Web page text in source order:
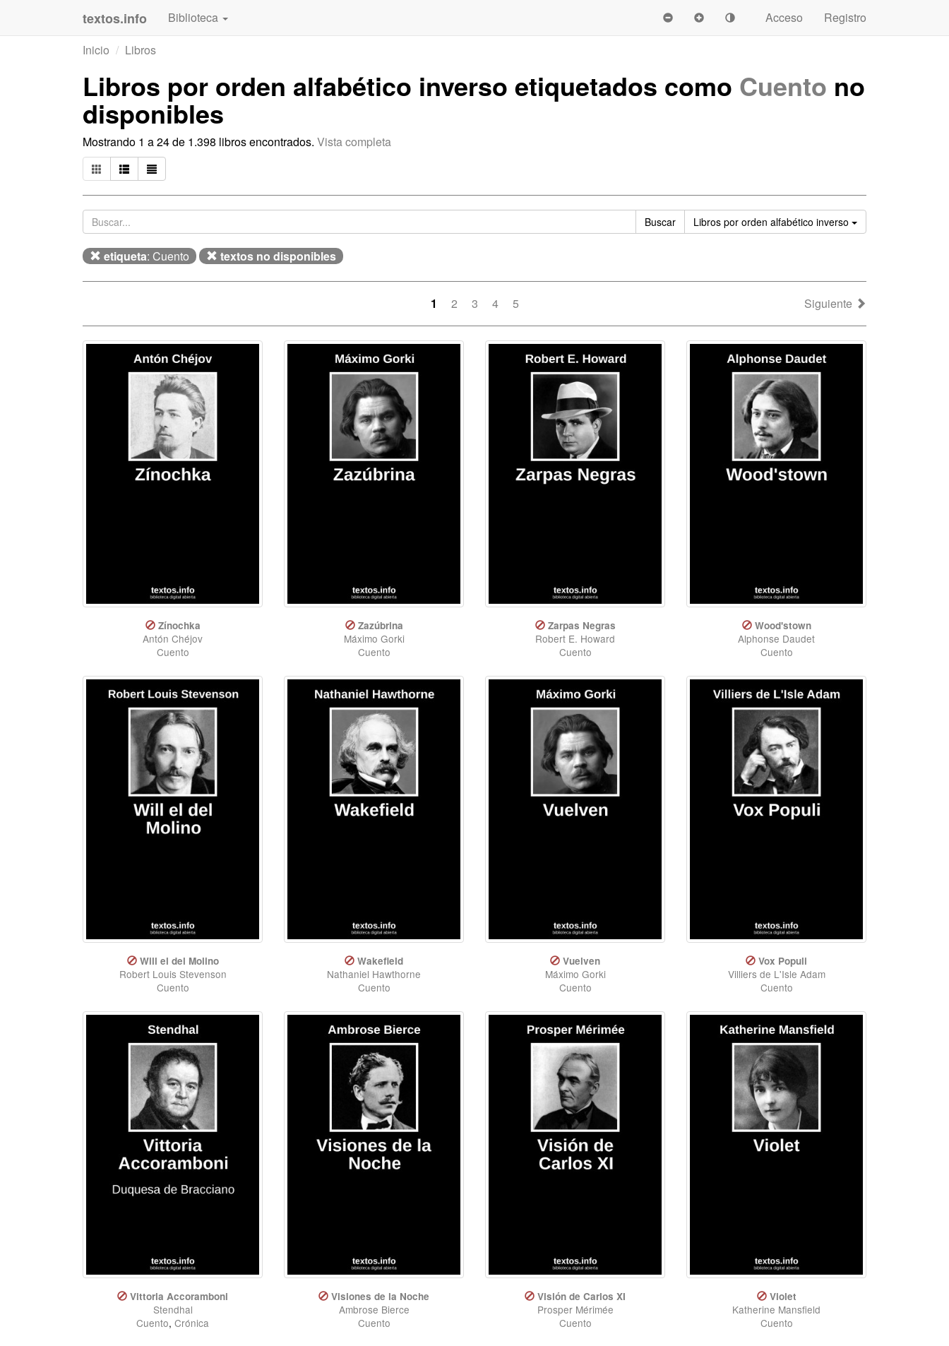
textos.info Biblioteca Acceso
Registro
Inicio
Libros
Libros por orden alfabético inverso etiquetados como Cuento no
disponibles
Mostrando 1 a 24 de 1.398 libros encontrados. Vista completa
Buscar Libros por orden alfabético inverso Ordenar
etiqueta: Cuento textos no disponibles
1 2 3 4 5 Siguiente
Zínochka
Antón Chéjov
Cuento
Zazúbrina
Máximo Gorki
Cuento
Zarpas Negras
Robert E. Howard
Cuento
Wood'stown
Alphonse Daudet
Cuento
Will el del Molino
Robert Louis Stevenson
Cuento
Wakefield
Nathaniel Hawthorne
Cuento
Vuelven
Máximo Gorki
Cuento
Vox Populi
Villiers de L'Isle Adam
Cuento
Vittoria Accoramboni
Stendhal
Cuento, Crónica
Visiones de la Noche
Ambrose Bierce
Cuento
Visión de Carlos XI
Prosper Mérimée
Cuento
Violet
Katherine Mansfield
Cuento